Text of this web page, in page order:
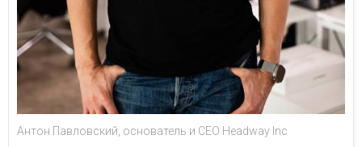
Антон Павловский, основатель и СЕО Headway Inc